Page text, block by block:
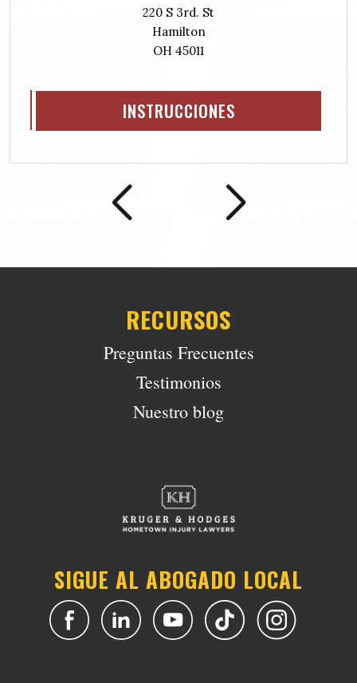
220 S 3rd. St
Hamilton
OH 45011
INSTRUCCIONES
RECURSOS
Preguntas Frecuentes
Testimonios
Nuestro blog
SIGUE AL ABOGADO LOCAL